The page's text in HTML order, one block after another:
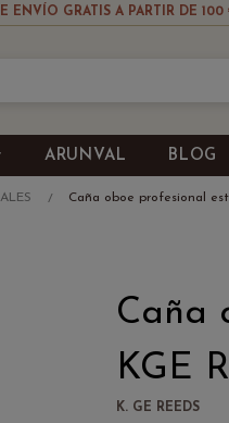
ENVÍO GRATIS A PARTIR DE 100
ARUNVAL BLOG
Caña oboe profesional
Caña
KGE
K. GE REEDS